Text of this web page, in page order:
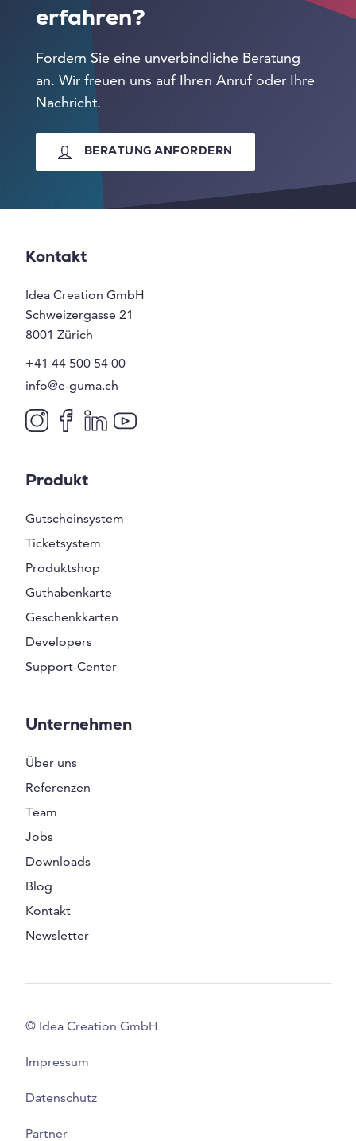
erfahren?
Fordern Sie eine unverbindliche Beratung
an. Wir freuen uns auf Ihren Anruf oder Ihre
Nachricht.
BERATUNG ANFORDERN
Kontakt
Idea Creation GmbH
Schweizergasse 21
8001 Zürich
+41 44 500 54 00
info@e-guma.ch
Produkt
Gutscheinsystem
Ticketsystem
Produktshop
Guthabenkarte
Geschenkkarten
Developers
Support-Center
Unternehmen
Über uns
Referenzen
Team
Jobs
Downloads
Blog
Kontakt
Newsletter
© Idea Creation GmbH
Impressum
Datenschutz
Partner